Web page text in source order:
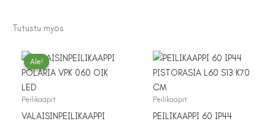
Tutustu myös
Ale!
Ale!
Peilikaapit
VALAISINPEILIKAAPPI
Peilikaapit
PEILIKAAPPI 60 IP44